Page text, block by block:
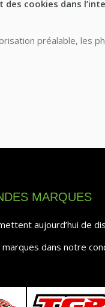
des cookies dans
préalable, les
MARQUES
aujourd’hui de
dans notre